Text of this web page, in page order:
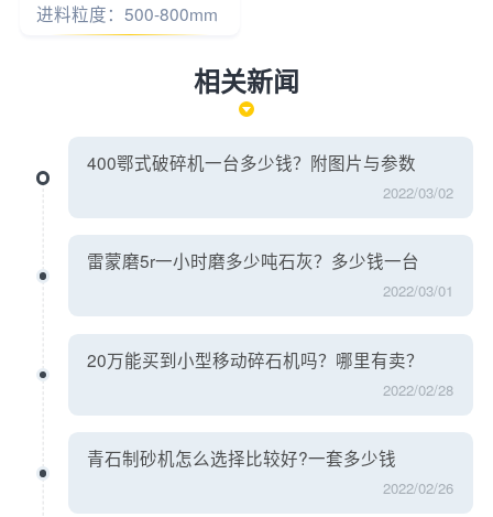
进料粒度：500-800mm
相关新闻
400鄂式破碎机一台多少钱？附图片与参数
2022/03/02
雷蒙磨5r一小时磨多少吨石灰？多少钱一台
2022/03/01
20万能买到小型移动碎石机吗？哪里有卖？
2022/02/28
青石制砂机怎么选择比较好?一套多少钱
2022/02/26